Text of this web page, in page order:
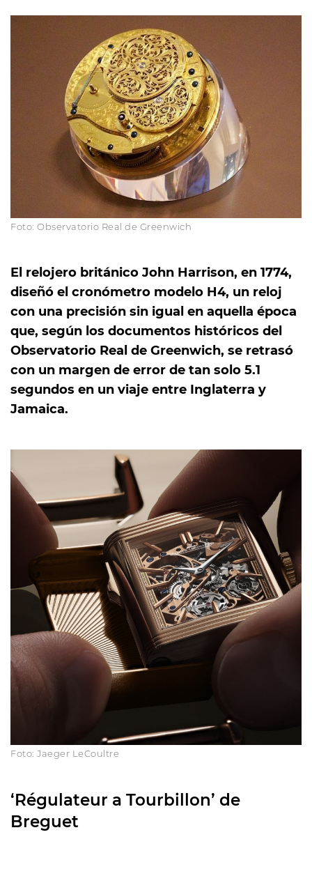
Foto: Observatorio Real de Greenwich
El relojero británico John Harrison, en 1774,
diseñó el cronómetro modelo H4, un reloj
con una precisión sin igual en aquella época
que, según los documentos históricos del
Observatorio Real de Greenwich, se retrasó
con un margen de error de tan solo 5.1
segundos en un viaje entre Inglaterra y
Jamaica.
Foto: Jaeger LeCoultre
‘Régulateur a Tourbillon’ de
Breguet